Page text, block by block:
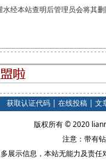
经本站查明后管理员会将其
获取认证代码| 在线投稿| 文
版权所有 © 2020
注意：带有
展示信息，本站无能力及责